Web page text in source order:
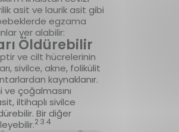
asit ve laurik asit gibi
egzama
yer alabilir:
Öldürebilir
ve cilt hücrelerinin
sivilce, akne, folikülit
kaynaklanır.
çoğalmasını
iltihaplı sivilce
Bir diğer
2 3 4